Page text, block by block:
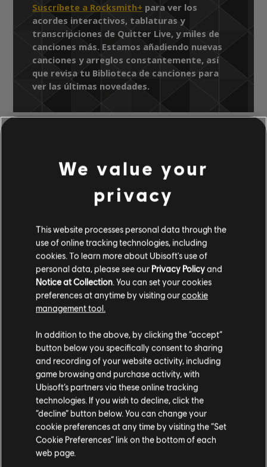
Suscríbete a Rocksmith+ para ver los
acordes interactivos, tablaturas y
transcripciones de Quitter Live, y miles de
canciones más. Estamos añadiendo nuevas
canciones y arreglos constantemente, así
que revisa tu Biblioteca de canciones para
ver las últimas novedades.
Toadies
Rock Show: Live In Dallas 2007
ARREGLOS
VERIFICADOS
Instrumento / Tipo de arr.
Tabla de acordes
Bajo
Tabla de bajo
We value your
privacy
This website processes personal data through the
use of online tracking technologies, including
cookies. To learn more about Ubisoft's use of
personal data, please see our Privacy Policyand
Notice at Collection. You can set your cookies
preferences at anytime by visiting ourcookie
management tool.
In addition to the above, by clicking the “accept”
button below you specifically consent to sharing
and recording of your website activity, including
game browsing and purchase activity, with
Ubisoft’s partners via these online tracking
technologies. If you wish to decline, click the
“decline” button below. You can change your
cookie preferences at any time by visiting the “Set
Cookie Preferences” link on the bottom of each
web page.